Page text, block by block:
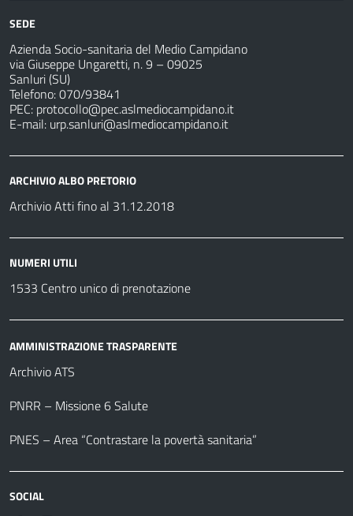
SEDE
Azienda Socio-sanitaria del Medio Campidano
via Giuseppe Ungaretti, n. 9 – 09025
Sanluri (SU)
Telefono: 070/93841
PEC: protocollo@pec.aslmediocampidano.it
E-mail: urp.sanluri@aslmediocampidano.it
ARCHIVIO ALBO PRETORIO
Archivio Atti fino al 31.12.2018
NUMERI UTILI
1533 Centro unico di prenotazione
AMMINISTRAZIONE TRASPARENTE
Archivio ATS
PNRR – Missione 6 Salute
PNES – Area “Contrastare la povertà sanitaria”
SOCIAL